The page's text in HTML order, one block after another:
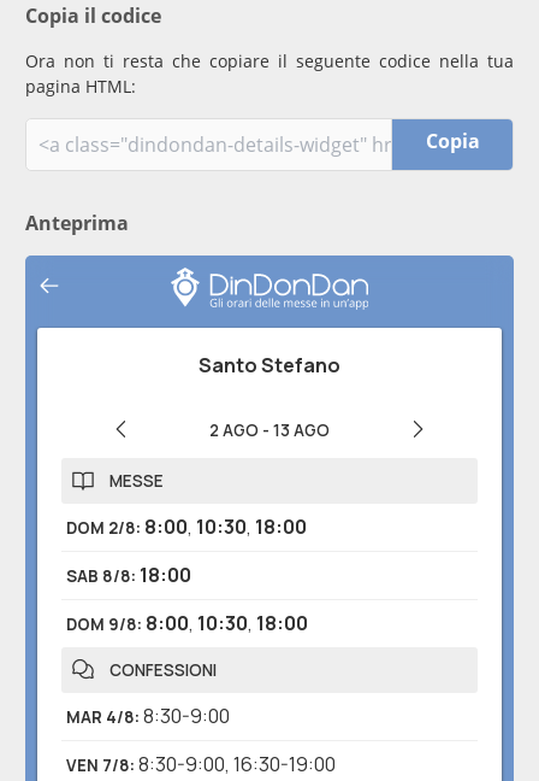
Copia il codice
Ora non ti resta che copiare il seguente codice nella tua
pagina HTML:
Copia
Anteprima